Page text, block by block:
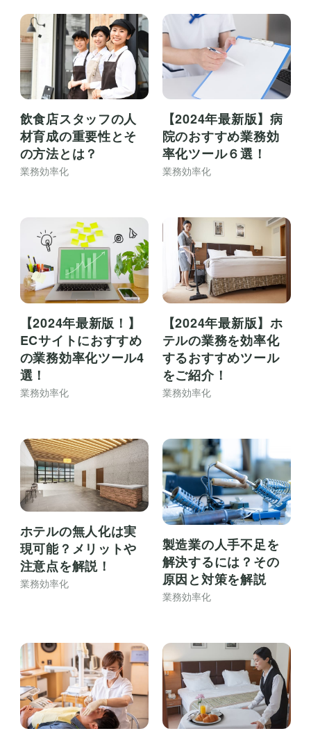
飲食店スタッフの人
材育成の重要性とそ
の方法とは？
業務効率化
【2024年最新版】病
院のおすすめ業務効
率化ツール６選！
業務効率化
【2024年最新版！】
ECサイトにおすすめ
の業務効率化ツール4
選！
業務効率化
【2024年最新版】ホ
テルの業務を効率化
するおすすめツール
をご紹介！
業務効率化
ホテルの無人化は実
現可能？メリットや
注意点を解説！
業務効率化
製造業の人手不足を
解決するには？その
原因と対策を解説
業務効率化